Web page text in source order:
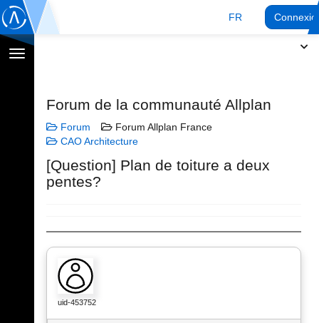
FR
Afficher
Forum de la communauté Allplan
Forum
Forum Allplan France
CAO Architecture
[Question] Plan de toiture a deux
pentes?
uid-453752